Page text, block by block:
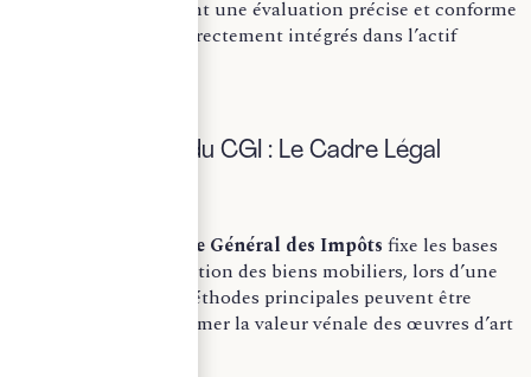
financière, requièrent une évaluation précise et conforme
à la loi pour être correctement intégrés dans l’actif
B) L’Article 764 du CGI : Le Cadre Légal
Code Général des Impôts fixe les bases
légales pour l’évaluation des biens mobiliers, lors d’une
succession. Trois méthodes principales peuvent être
appliquées pour estimer la valeur vénale des œuvres d’art